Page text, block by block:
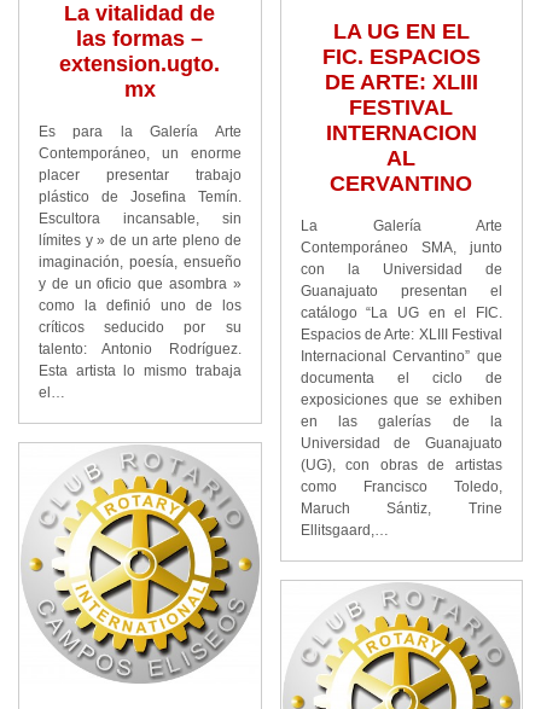
LA UG EN EL
FIC. ESPACIOS
DE ARTE: XLIII
FESTIVAL
INTERNACION
AL
CERVANTINO
La Galería Arte
Contemporáneo SMA, junto
con la Universidad de
Guanajuato presentan el
catálogo “La UG en el FIC.
Espacios de Arte: XLIII Festival
Internacional Cervantino” que
documenta el ciclo de
exposiciones que se exhiben
en las galerías de la
Universidad de Guanajuato
(UG), con obras de artistas
como Francisco Toledo,
Maruch Sántiz, Trine
Ellitsgaard,…
La vitalidad de
las formas –
extension.ugto.
mx
Es para la Galería Arte
Contemporáneo, un enorme
placer presentar trabajo
plástico de Josefina Temín.
Escultora incansable, sin
límites y » de un arte pleno de
imaginación, poesía, ensueño
y de un oficio que asombra »
como la definió uno de los
críticos seducido por su
talento: Antonio Rodríguez.
Esta artista lo mismo trabaja
el…